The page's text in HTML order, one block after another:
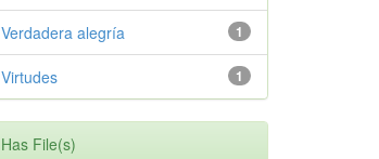
1
Verdadera alegría
1
Virtudes
Has File(s)